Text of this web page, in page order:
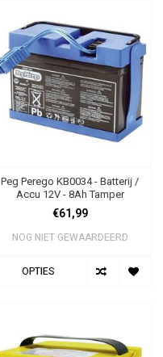
Peg Perego KB0034 - Batterij /
Accu 12V - 8Ah Tamper
€61,99
NOG NIET GEWAARDEERD
OPTIES